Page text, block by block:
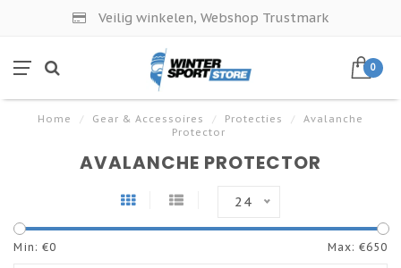
Veilig winkelen, Webshop Trustmark
0
Home / Gear & Accessoires / Protecties /
Avalanche
Protector
AVALANCHE PROTECTOR
24
Min: €0 Max: €650